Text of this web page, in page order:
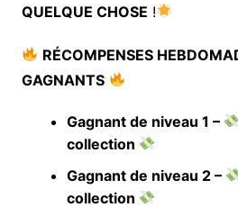
QUELQUE CHOSE !
RÉCOMPENSES
GAGNANTS
Gagnant de niveau 1 –
collection
Gagnant de niveau 2 –
collection